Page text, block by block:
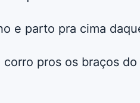
e parto pra cima
pros os braços do